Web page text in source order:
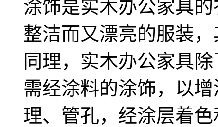
涂饰是实木办公家具
整洁而又漂亮的服装
同理，实木办公家具
需经涂料的涂饰，以
理、管孔，经涂层着